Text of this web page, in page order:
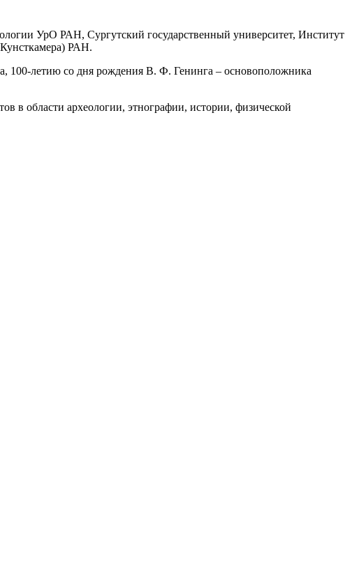
УрО РАН, Сургутский государственный университет, Институт
РАН.
100-летию со дня рождения В. Ф. Генинга – основоположника
в области археологии, этнографии, истории, физической